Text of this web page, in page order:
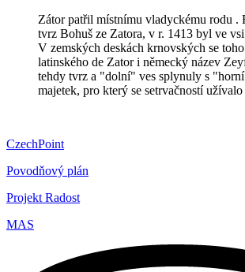
Zátor patřil místnímu vladyckému rodu .
tvrz Bohuš ze Zatora, v r. 1413 byl ve
V zemských deskách krnovských se
latinského de Zator i německý název
tehdy tvrz a "dolní" ves splynuly s
majetek, pro který se setrvačností
CzechPoint
Povodňový plán
Projekt Radost
MAS